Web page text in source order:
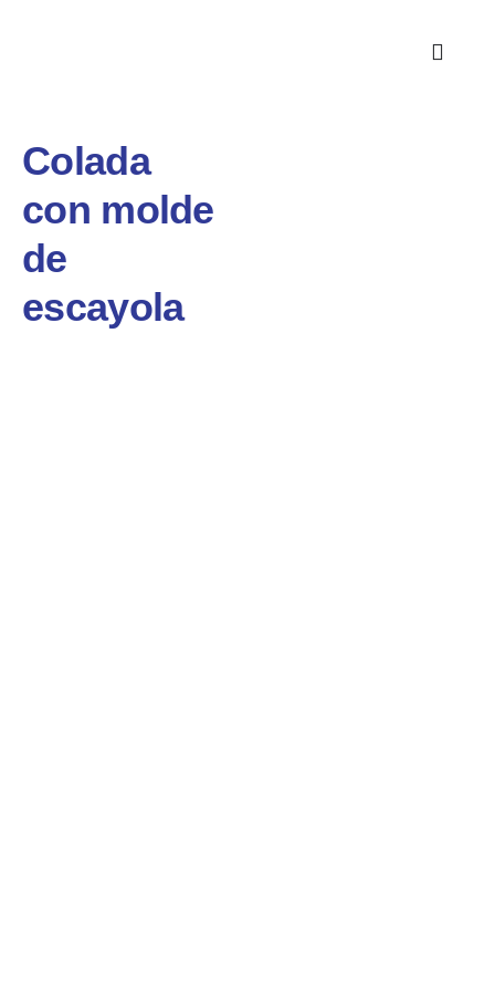
Colada
con molde
de
escayola